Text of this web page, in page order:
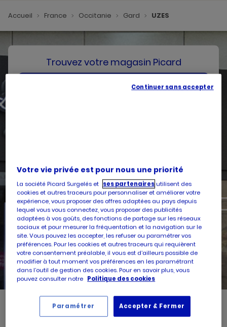
Accueil France Occitanie Gard UZES
Trouvez votre magasin Picard
SE GÉOLOCALISER
Services
RECHERCHER
POINT
DE
VENTE
PICARD
Picard, créateur de saveurs et commerçant de proximité, vous
Votre vie privée est pour nous une priorité
La société Picard Surgelés et ses partenairesutilisent des
cookies et autres traceurs pour personnaliser et améliorer votre
expérience, vous proposer des offres adaptées au pays depuis
lequel vous vous connectez, vous proposer des publicités
adaptées à vos goûts, des fonctions de partage sur les réseaux
sociaux et pour mesurer la fréquentation et la navigation sur le
site. Vous pouvez les accepter, les refuser ou paramétrer vos
préférences. Pour les cookies et autres traceurs qui requièrent
votre consentement préalable, il vous est d’ailleurs possible de
modifier à tout moment vos préférences en les paramétrant
dans l’outil de gestion des cookies. Pour en savoir plus, vous
pouvez consulter notre Politique des cookies
Accepter & Fermer
Paramétrer
Continuer sans accepter